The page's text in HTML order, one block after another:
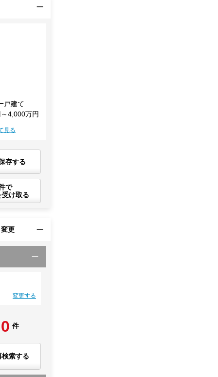
戸建て
4,000万円
見る
存する
で
受け取る
更
変更する
0 件
検索する